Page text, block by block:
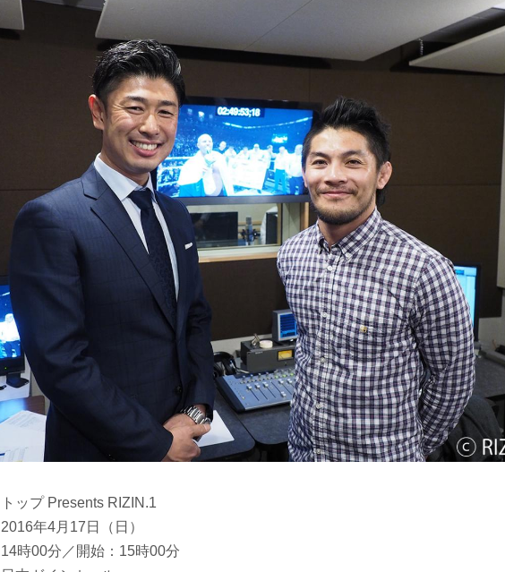
トップ Presents RIZIN.1
2016年4月17日（日）
14時00分／開始：15時00分